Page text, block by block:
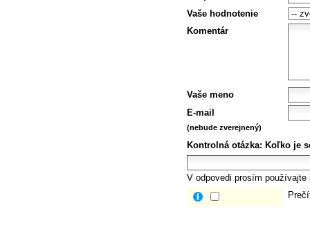
Vaše hodnotenie
Komentár
Vaše meno
E-mail
(nebude zverejnený)
Kontrolná otázka: Koľko je
V odpovedi prosím